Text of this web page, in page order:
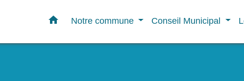
home Notre commune Conseil Municipal